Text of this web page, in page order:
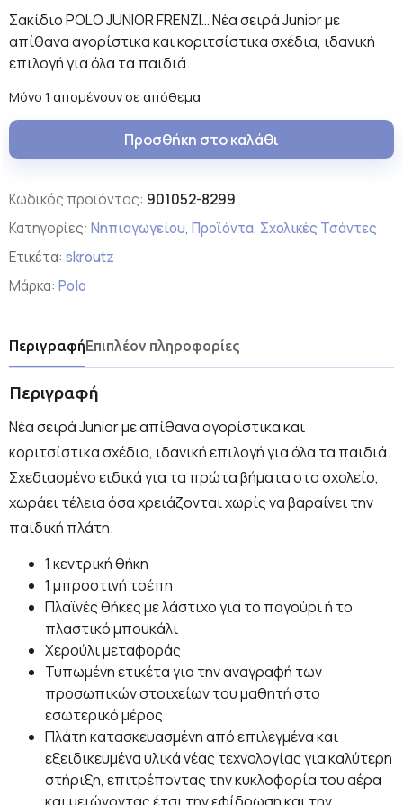
Σακίδιο POLO JUNIOR FRENZI… Νέα σειρά Junior με
απίθανα αγορίστικα και κοριτσίστικα σχέδια, ιδανική
επιλογή για όλα τα παιδιά.
Μόνο 1 απομένουν σε απόθεμα
Προσθήκη στο καλάθι
Κωδικός προϊόντος: 901052-8299
Κατηγορίες: Νηπιαγωγείου, Προϊόντα, Σχολικές Τσάντες
Ετικέτα: skroutz
Μάρκα: Polo
ΠεριγραφήΕπιπλέον πληροφορίες
Περιγραφή
Νέα σειρά Junior με απίθανα αγορίστικα και
κοριτσίστικα σχέδια, ιδανική επιλογή για όλα τα παιδιά.
Σχεδιασμένο ειδικά για τα πρώτα βήματα στο σχολείο,
χωράει τέλεια όσα χρειάζονται χωρίς να βαραίνει την
παιδική πλάτη.
1 κεντρική θήκη
1 μπροστινή τσέπη
Πλαϊνές θήκες με λάστιχο για το παγούρι ή το
πλαστικό μπουκάλι
Χερούλι μεταφοράς
Τυπωμένη ετικέτα για την αναγραφή των
προσωπικών στοιχείων του μαθητή στο
εσωτερικό μέρος
Πλάτη κατασκευασμένη από επιλεγμένα και
εξειδικευμένα υλικά νέας τεχνολογίας για καλύτερη
στήριξη, επιτρέποντας την κυκλοφορία του αέρα